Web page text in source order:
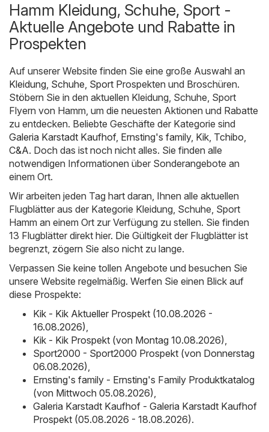
Hamm Kleidung, Schuhe, Sport -
Aktuelle Angebote und Rabatte in
Prospekten
Auf unserer Website finden Sie eine große Auswahl an
Kleidung, Schuhe, Sport Prospekten und Broschüren.
Stöbern Sie in den aktuellen Kleidung, Schuhe, Sport
Flyern von Hamm, um die neuesten Aktionen und Rabatte
zu entdecken. Beliebte Geschäfte der Kategorie sind
Galeria Karstadt Kaufhof, Ernsting's family, Kik, Tchibo,
C&A. Doch das ist noch nicht alles. Sie finden alle
notwendigen Informationen über Sonderangebote an
einem Ort.
Wir arbeiten jeden Tag hart daran, Ihnen alle aktuellen
Flugblätter aus der Kategorie Kleidung, Schuhe, Sport
Hamm an einem Ort zur Verfügung zu stellen. Sie finden
13 Flugblätter direkt hier. Die Gültigkeit der Flugblätter ist
begrenzt, zögern Sie also nicht zu lange.
Verpassen Sie keine tollen Angebote und besuchen Sie
unsere Website regelmäßig. Werfen Sie einen Blick auf
diese Prospekte:
Kik - Kik Aktueller Prospekt (10.08.2026 -
16.08.2026),
Kik - Kik Prospekt (von Montag 10.08.2026),
Sport2000 - Sport2000 Prospekt (von Donnerstag
06.08.2026),
Ernsting's family - Ernsting's Family Produktkatalog
(von Mittwoch 05.08.2026),
Galeria Karstadt Kaufhof - Galeria Karstadt Kaufhof
Prospekt (05.08.2026 - 18.08.2026).